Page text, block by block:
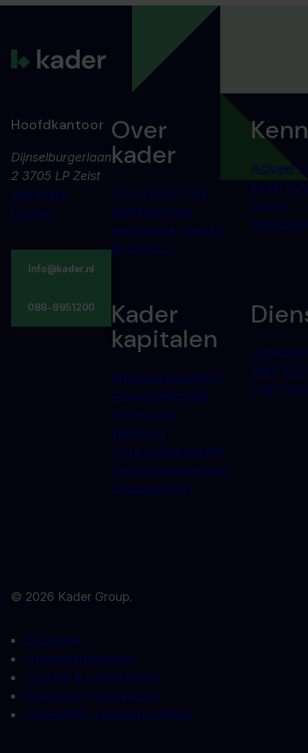
Hoofdkantoor
Dijnselburgerlaan
2 3705 LP Zeist
Bekijk alle
locaties
Info@kader.nl
088-9951200
Over
kader
Over kader Onze
certificeringen
Kennisbank Werken
bij Contact
Actueel
kader
Cases
Kader
kapitalen
Medewerkerswelzijn
Arbeidsveiligheid
Technische
veiligheid
Organisatiekwaliteit
Informatiebeveiliging
Duurzaamheid
RI&E ESG
27001
© 2026 Kader Group.
Disclaimer
Privacyverklaringen
Cookies & Cookiebeleid
Algemene Voorwaarden
Vulnerability Disclosure Policy